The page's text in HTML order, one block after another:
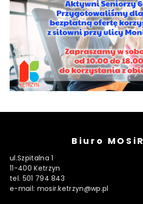
Biuro MOSiR
ul.Szpitalna 1
11-400 Ketrzyn
tel. 501 794 843
e-mail: mosir.ketrzyn@wp.pl